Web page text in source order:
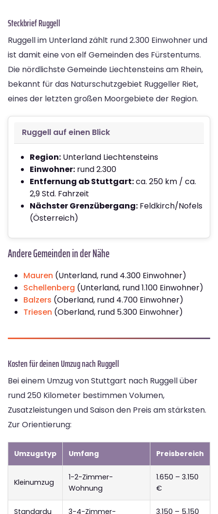
Steckbrief Ruggell
Ruggell im Unterland zählt rund 2.300 Einwohner und
ist damit eine von elf Gemeinden des Fürstentums.
Die nördlichste Gemeinde Liechtensteins am Rhein,
bekannt für das Naturschutzgebiet Ruggeller Riet,
eines der letzten großen Moorgebiete der Region.
Ruggell auf einen Blick
Region: Unterland Liechtensteins
Einwohner: rund 2.300
Entfernung ab Stuttgart:ca. 250 km / ca.
2,9 Std. Fahrzeit
Nächster Grenzübergang: Feldkirch/Nofels
(Österreich)
Andere Gemeinden in der Nähe
Mauren (Unterland, rund 4.300 Einwohner)
Schellenberg (Unterland, rund 1.100 Einwohner)
Balzers (Oberland, rund 4.700 Einwohner)
Triesen (Oberland, rund 5.300 Einwohner)
Kosten für deinen Umzug nach Ruggell
Bei einem Umzug von Stuttgart nach Ruggell über
rund 250 Kilometer bestimmen Volumen,
Zusatzleistungen und Saison den Preis am stärksten.
Zur Orientierung:
Umzugstyp Umfang Preisbereich
Kleinumzug
1-2-Zimmer-
Wohnung
1.650 – 3.150
€
Standardu 3-4-Zimmer- 3.150 – 5.150